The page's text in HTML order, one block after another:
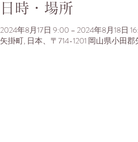
日時・場所
2024年8月17日 9:00 – 2024年8月18日
矢掛町, 日本、〒714-1201 岡山県小田